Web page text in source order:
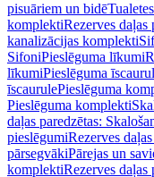
pisuāriem un bidē
komplektiRezerves daļas
kanalizācijas komplekti
SifoniPieslēguma līkumi
līkumiPieslēguma
īscaurulePieslēguma
Pieslēguma komplekti
daļas paredzētas:
pieslēgumiRezerves
pārsegvākiPārejas un
komplektiRezerves daļas